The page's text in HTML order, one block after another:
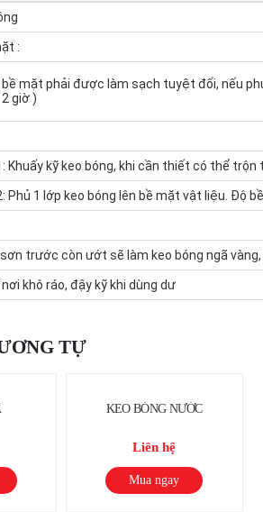
:
mặt phải được làm sạch tuyệt đối, nếu
giờ )
Khuấy kỹ keo bóng, khi cần thiết có thể
Phủ 1 lớp keo bóng lên bề mặt vật liệu. Độ
sơn trước còn ướt sẽ làm keo bóng ngã
khô ráo, đậy kỹ khi dùng dư
TỰ
KEO BÓNG NƯỚC
Liên hệ
Mua ngay